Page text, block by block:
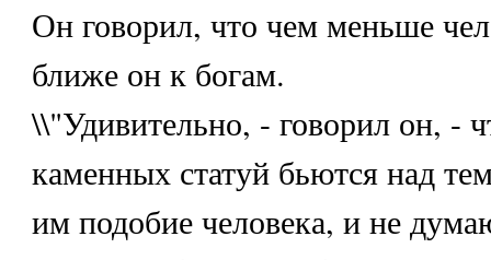
Он говорил, что чем меньше
ближе он к богам.
\\"Удивительно, - говорил он, -
каменных статуй бьются над
им подобие человека, и не